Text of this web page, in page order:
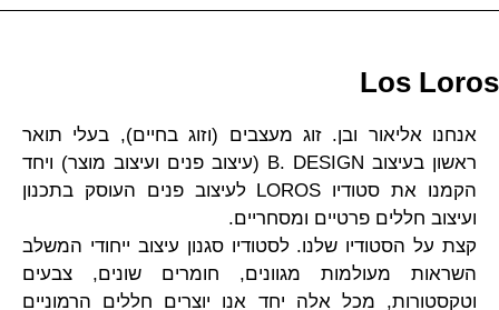
Los Loros
אנחנו אליאור ובן. זוג מעצבים (וזוג בחיים), בעלי תואר
ראשון בעיצוב B. DESIGN (עיצוב פנים ועיצוב מוצר) ויחד
הקמנו את סטודיו LOROS לעיצוב פנים העוסק בתכנון
ועיצוב חללים פרטיים ומסחריים.
קצת על הסטודיו שלנו. לסטודיו סגנון עיצוב ייחודי המשלב
השראות מעולמות מגוונים, חומרים שונים, צבעים
וטקסטורות, מכל אלה יחד אנו יוצרים חללים הרמוניים